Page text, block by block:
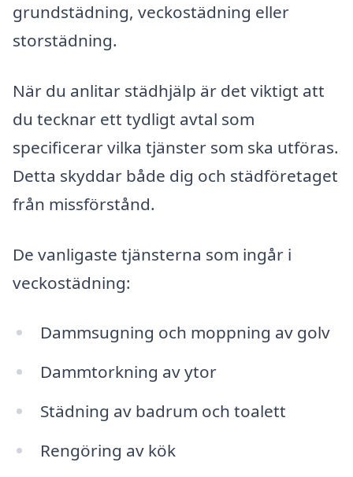
grundstädning, veckostädning eller
storstädning.
När du anlitar städhjälp är det viktigt att
du tecknar ett tydligt avtal som
specificerar vilka tjänster som ska utföras.
Detta skyddar både dig och städföretaget
från missförstånd.
De vanligaste tjänsterna som ingår i
veckostädning:
Dammsugning och moppning av golv
Dammtorkning av ytor
Städning av badrum och toalett
Rengöring av kök